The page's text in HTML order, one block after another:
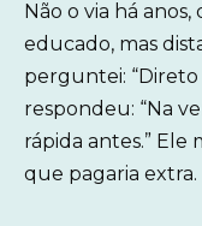
Não o via há
educado, mas
perguntei: “Direto
respondeu: “Na
rápida antes.”
que pagaria extra.